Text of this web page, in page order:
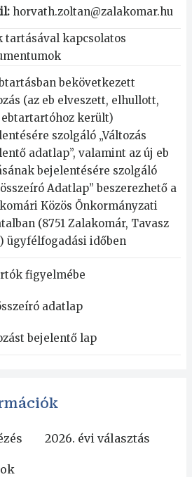
horvath.zoltan@zalakomar.hu
tartásával kapcsolatos
bekövetkezett
(az eb elveszett, elhullott,
ebtartartóhoz került)
szolgáló „Változás
adatlap”, valamint az új eb
bejelentésére szolgáló
Adatlap” beszerezhető a
Közös Önkormányzati
(8751 Zalakomár, Tavasz
ügyfélfogadási időben
figyelmébe
adatlap
bejelentő lap
2026. évi választás